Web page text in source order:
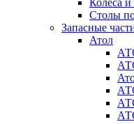
Колеса
Столы
Запасные
Атол